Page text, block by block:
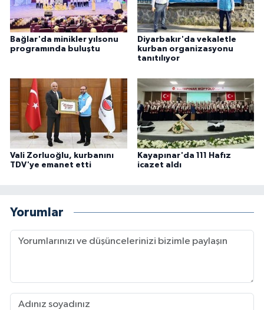
Bağlar'da minikler yılsonu
programında buluştu
Diyarbakır'da vekaletle
kurban organizasyonu
tanıtılıyor
Vali Zorluoğlu, kurbanını
TDV'ye emanet etti
Kayapınar'da 111 Hafız
icazet aldı
Yorumlar
Karaman Müftülüğü
Kars Müftülüğü
Kastamonu Müftülüğü
Kayseri Müftülüğü
Kilis Müftülüğü
Kırıkkale Müftülüğü